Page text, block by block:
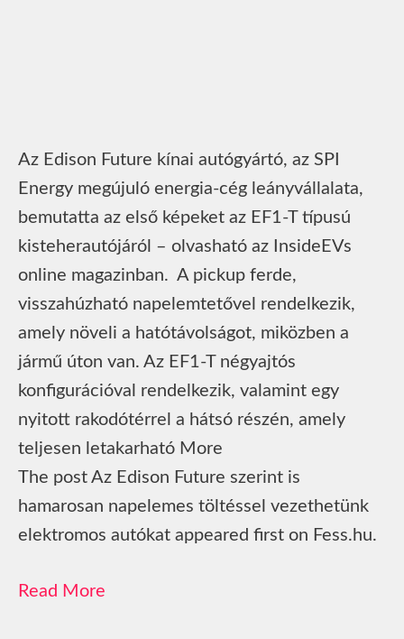
Az Edison Future kínai autógyártó, az SPI
Energy megújuló energia-cég leányvállalata,
bemutatta az első képeket az EF1-T típusú
kisteherautójáról – olvasható az InsideEVs
online magazinban. A pickup ferde,
visszahúzható napelemtetővel rendelkezik,
amely növeli a hatótávolságot, miközben a
jármű úton van. Az EF1-T négyajtós
konfigurációval rendelkezik, valamint egy
nyitott rakodótérrel a hátsó részén, amely
teljesen letakarható More
The post Az Edison Future szerint is
hamarosan napelemes töltéssel vezethetünk
elektromos autókat appeared first on Fess.hu.
Read More